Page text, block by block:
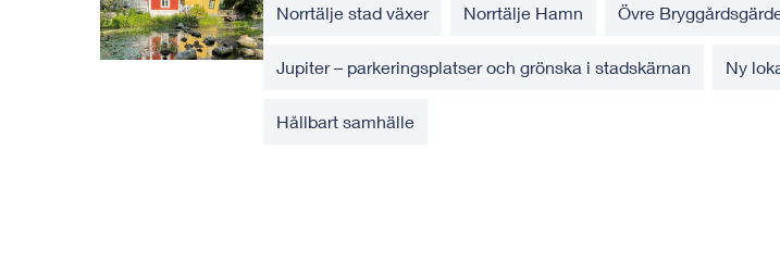
Norrtälje stad växer Norrtälje Hamn Övre
Jupiter – parkeringsplatser och grönska i stadskärnan Ny
Hållbart samhälle